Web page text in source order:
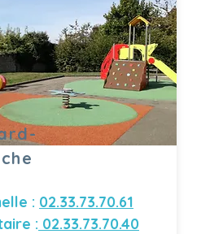
: 02.33.73.70.61
: 02.33.73.70.40